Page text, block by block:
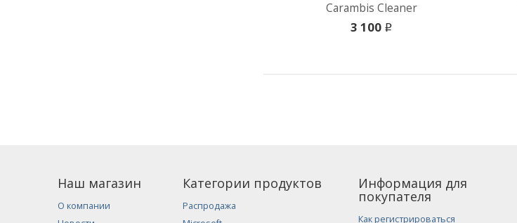
Carambis Cleaner
3 100 i
Наш магазин
О компании
Категории продуктов
Распродажа
Информация для
покупателя
Как регистрироваться